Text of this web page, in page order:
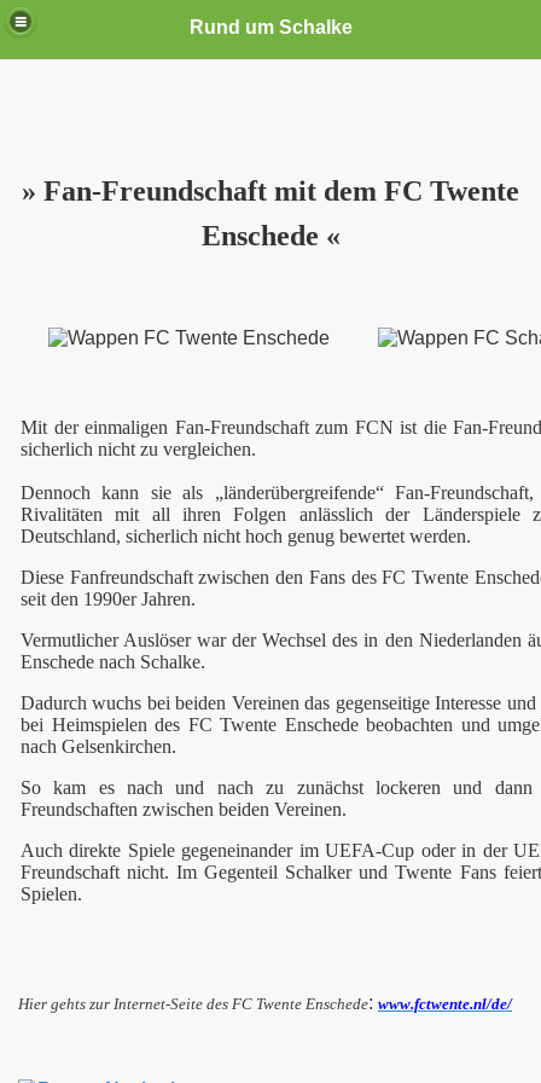
Rund um Schalke
» Fan-Freundschaft mit dem FC Twente
Enschede «
Mit der einmaligen Fan-Freundschaft zum FCN ist die Fan-
sicherlich nicht zu vergleichen.
Dennoch kann sie als „länderübergreifende“ Fan-
Rivalitäten mit all ihren Folgen anlässlich der Länderspiele
Deutschland, sicherlich nicht hoch genug bewertet werden.
Diese Fanfreundschaft zwischen den Fans des FC Twente
seit den 1990er Jahren.
Vermutlicher Auslöser war der Wechsel des in den Niederlanden
Enschede nach Schalke.
Dadurch wuchs bei beiden Vereinen das gegenseitige Interesse
bei Heimspielen des FC Twente Enschedebeobachten und
nach Gelsenkirchen.
So kam es nach und nach zu zunächst lockeren und dann
Freundschaften zwischen beiden Vereinen.
Auch direkte Spiele gegeneinander im UEFA-Cup oder in der
Freundschaft nicht. Im Gegenteil Schalker und Twente Fans
Spielen.
Hier gehts zur Internet-Seite des FC Twente Enschede: www.fctwente.nl/de/